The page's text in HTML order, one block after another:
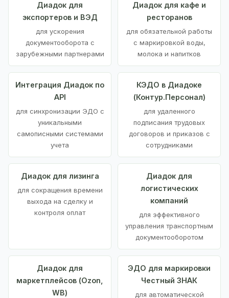
Диадок для
экспортеров и ВЭД
для ускорения
документооборота с
зарубежными партнерами
Диадок для кафе и
ресторанов
для обязательной работы
с маркировкой воды,
молока и напитков
Интеграция Диадок по
API
для синхронизации ЭДО с
уникальными
самописными системами
учета
КЭДО в Диадоке
(Контур.Персонал)
для удаленного
подписания трудовых
договоров и приказов с
сотрудниками
Диадок для лизинга
для сокращения времени
выхода на сделку и
контроля оплат
Диадок для
логистических
компаний
для эффективного
управления транспортным
документооборотом
Диадок для
маркетплейсов (Ozon,
WB)
ЭДО для маркировки
Честный ЗНАК
для автоматической